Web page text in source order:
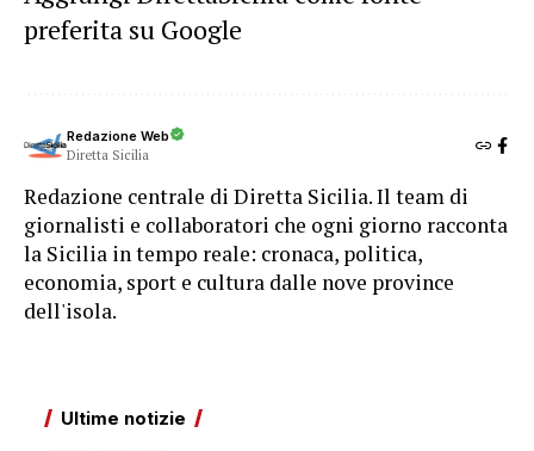
preferita su Google
Redazione Web
Diretta Sicilia
Redazione centrale di Diretta Sicilia. Il team di
giornalisti e collaboratori che ogni giorno racconta
la Sicilia in tempo reale: cronaca, politica,
economia, sport e cultura dalle nove province
dell'isola.
Ultime notizie